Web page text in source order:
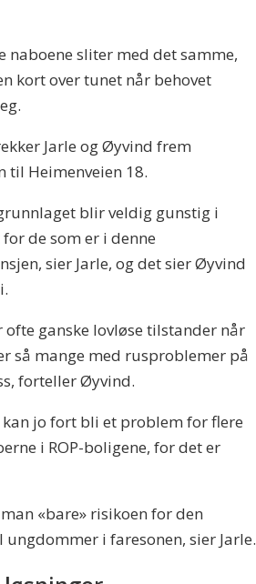
naboene sliter med det samme,
kort over tunet når behovet
Jarle og Øyvind frem
til Heimenveien 18.
blir veldig gunstig i
de som er i denne
sier Jarle, og det sier Øyvind
ofte ganske lovløse tilstander når
så mange med rusproblemer på
forteller Øyvind.
kan jo fort bli et problem for flere
i ROP-boligene, for det er
«bare» risikoen for den
i faresonen, sier Jarle.